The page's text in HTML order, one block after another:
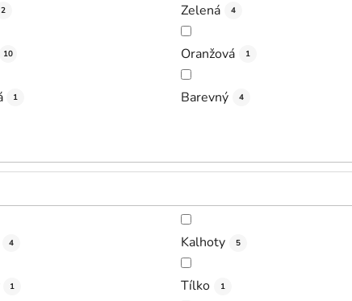
2 Zelená 4
10 Oranžová 1
1 Barevný 4
4 Kalhoty 5
1 Tílko 1